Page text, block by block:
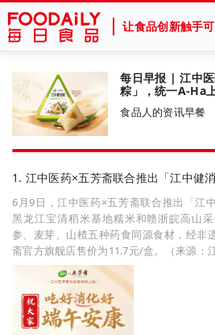
让食品创新触手可
每日早报 | 江中
粽」，统一A-Ha
食品人的资讯早餐
1. 江中医药×五芳斋联合推出「江中健
6月9日，江中医药×五芳斋联合推出「江
黑龙江宝清稻米基地糯米和赣浙皖高山
参、麦芽、山楂五种药食同源食材，经非
斋官方旗舰店售价为11.7元/盒。（来源：